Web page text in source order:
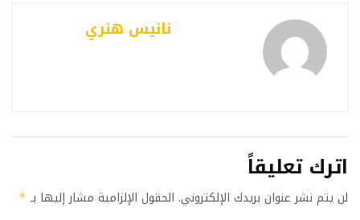
نانيس هنري
اترك تعليقاً
لن يتم نشر عنوان بريدك الإلكتروني. الحقول الإلزامية مشار إليها بـ *